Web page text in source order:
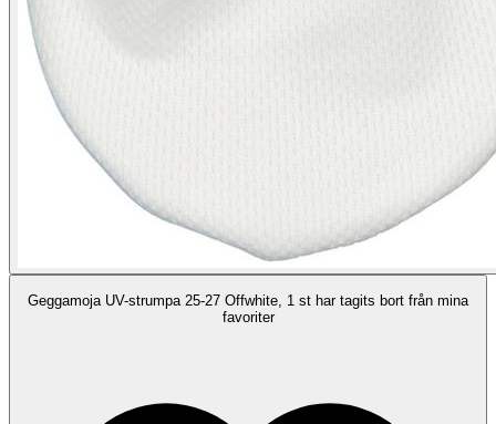
Geggamoja UV-strumpa 25-27 Offwhite, 1 st har tagits bort från mina
favoriter